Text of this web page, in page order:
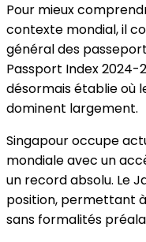
Pour mieux
contexte mondial, il
général des
Passport Index 2024-
désormais établie où
dominent largement.
Singapour occupe
mondiale avec un
un record absolu. Le
position, permettant
sans formalités